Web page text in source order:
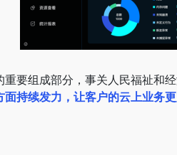
要组成部分，事关人民福祉和经
持续发力，让客户的云上业务